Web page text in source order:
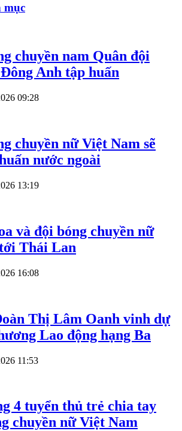
mục
chuyền nam Quân đội
Anh tập huấn
09:28
chuyền nữ Việt Nam sẽ
nước ngoài
13:19
và đội bóng chuyền nữ
Thái Lan
16:08
Thị Lâm Oanh vinh dự
Lao động hạng Ba
11:53
4 tuyển thủ trẻ chia tay
chuyền nữ Việt Nam